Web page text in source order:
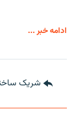
ادامه خبر ...
شریک